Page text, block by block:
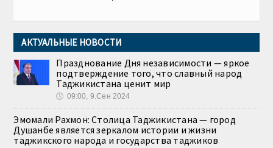
АКТУАЛЬНЫЕ НОВОСТИ
Празднование Дня независимости — яркое
подтверждение того, что славный народ
Таджикистана ценит мир
🕔 09:00, 9.Сен 2024
Эмомали Рахмон: Столица Таджикистана — город
Душанбе является зеркалом истории и жизни
таджикского народа и государства таджиков